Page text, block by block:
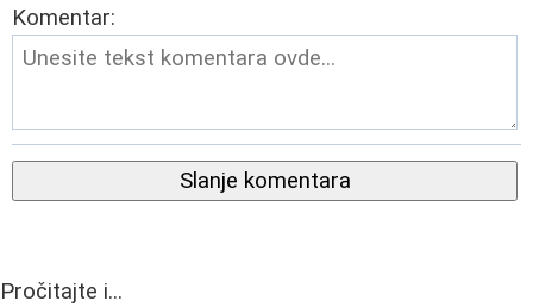
Komentar:
Slanje komentara
Pročitajte i...